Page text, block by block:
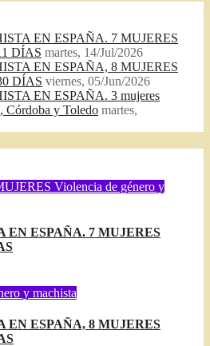
EN ESPAÑA. 7 MUJERES
DÍAS martes, 14/Jul/2026
EN ESPAÑA, 8 MUJERES
DÍAS viernes, 05/Jun/2026
EN ESPAÑA. 3 mujeres
Córdoba y Toledo martes,
Violencia de género y
ESPAÑA. 7 MUJERES
y machista
ESPAÑA, 8 MUJERES